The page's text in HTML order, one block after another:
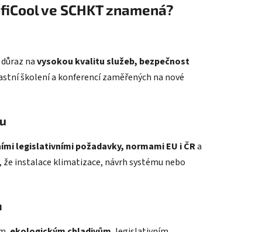
ve SCHKT znamená?
navysokou kvalitu služeb, bezpečnost
školení a konferencí zaměřených na nové
legislativními požadavky, normami EU i ČRa
instalace klimatizace, návrh systému nebo